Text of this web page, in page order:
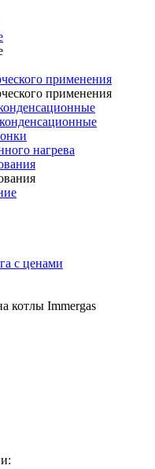
применения
применения
нагрева
с ценами
котлы Immergas